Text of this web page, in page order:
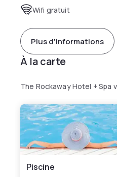
Wifi gratuit
Plus d'informations
À la carte
The Rockaway Hotel +
Piscine